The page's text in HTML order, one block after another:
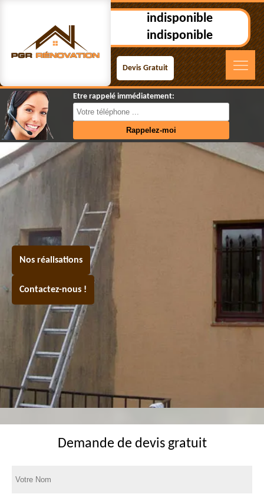
indisponible
indisponible
Devis Gratuit
Etre rappelé immédiatement:
Nos réalisations
Contactez-nous !
Demande de devis gratuit